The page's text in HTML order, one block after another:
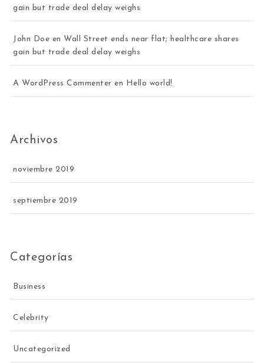
gain but trade deal delay weighs
John Doe enWall Street ends near flat; healthcare shares
gain but trade deal delay weighs
A WordPress Commenter en Hello world!
Archivos
noviembre 2019
septiembre 2019
Categorías
Business
Celebrity
Uncategorized